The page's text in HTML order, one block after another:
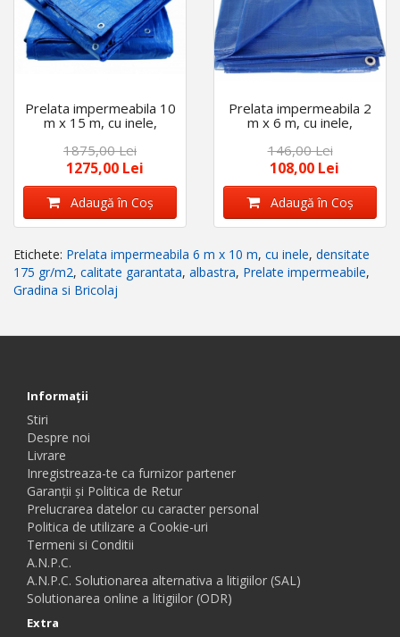
Prelata impermeabila 10
m x 15 m, cu inele,
calitate premium,
albastra
1875,00 Lei
1275,00 Lei
Adaugă în Coş
Prelata impermeabila 2
m x 6 m, cu inele,
calitate premium,
albastra
146,00 Lei
108,00 Lei
Adaugă în Coş
Etichete: Prelata impermeabila 6 m x 10 m, cu inele, densitate
175 gr/m2, calitate garantata, albastra, Prelate impermeabile,
Gradina si Bricolaj
Informaţii
Stiri
Despre noi
Livrare
Inregistreaza-te ca furnizor partener
Garanții și Politica de Retur
Prelucrarea datelor cu caracter personal
Politica de utilizare a Cookie-uri
Termeni si Conditii
A.N.P.C.
A.N.P.C. Solutionarea alternativa a litigiilor (SAL)
Solutionarea online a litigiilor (ODR)
Extra